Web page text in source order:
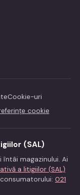
Cookie-uri
cookie
(SAL)
magazinului. Ai
a litigiilor (SAL)
021